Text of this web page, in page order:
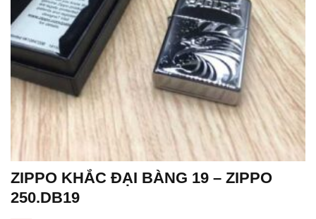
ZIPPO KHẮC ĐẠI BÀNG 19 – ZIPPO
250.DB19